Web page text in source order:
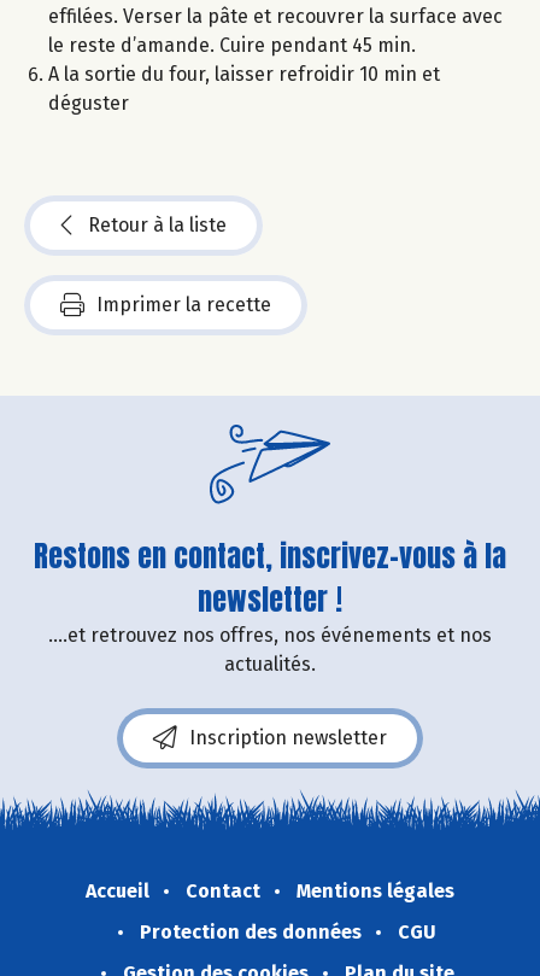
effilées. Verser la pâte et recouvrer la surface avec
le reste d’amande. Cuire pendant 45 min.
A la sortie du four, laisser refroidir 10 min et
déguster
Retour à la liste
Imprimer la recette
Restons en contact, inscrivez-vous à la
newsletter !
....et retrouvez nos offres, nos événements et nos
actualités.
Inscription newsletter
Accueil Contact
Mentions légales
Protection des données
CGU